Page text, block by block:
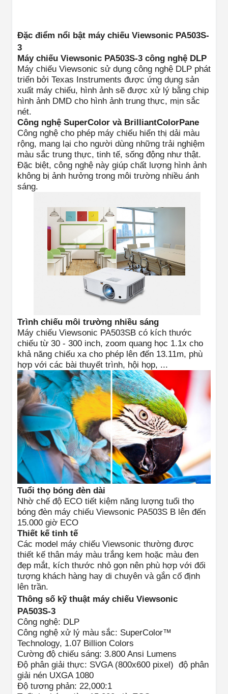
Đặc điểm nổi bật máy chiếu Viewsonic PA503S-
3
Máy chiếu Viewsonic PA503S-3 công nghệ DLP
Máy chiếu Viewsonic sử dụng công nghệ DLP phát
triển bởi Texas Instruments được ứng dụng sản
xuất máy chiếu, hình ảnh sẽ được xử lý bằng chip
hình ảnh DMD cho hình ảnh trung thực, mịn sắc
nét.
Công nghệ SuperColor và BrilliantColorPane
Công nghệ cho phép máy chiếu hiển thị dải màu
rộng, mang lại cho người dùng những trải nghiệm
màu sắc trung thực, tinh tế, sống động như thật.
Đặc biệt, công nghệ này giúp chất lượng hình ảnh
không bị ảnh hưởng trong môi trường nhiều ánh
sáng.
Trình chiếu môi trường nhiều sáng
Máy chiếu Viewsonic PA503SB có kích thước
chiếu từ 30 - 300 inch, zoom quang học 1.1x cho
khả năng chiếu xa cho phép lên đến 13.11m, phù
hợp với các bài thuyết trình, hội họp, ...
Tuổi thọ bóng đèn dài
Nhờ chế độ ECO tiết kiệm năng lượng tuổi thọ
bóng đèn máy chiếu Viewsonic PA503S B lên đến
15.000 giờ ECO
Thiết kế tinh tế
Các model máy chiếu Viewsonic thường được
thiết kế thân máy màu trắng kem hoặc màu đen
đẹp mắt, kích thước nhỏ gọn nên phù hợp với đối
tượng khách hàng hay di chuyên và gắn cố định
lên trần.
Thông số kỹ thuật máy chiếu Viewsonic
PA503S-3
Công nghệ: DLP
Công nghệ xử lý màu sắc: SuperColor™
Technology, 1.07 Billion Colors
Cường độ chiếu sáng: 3.800 Ansi Lumens
Độ phân giải thực: SVGA (800x600 pixel) độ phân
giải nén UXGA 1080
Độ tương phản: 22,000:1